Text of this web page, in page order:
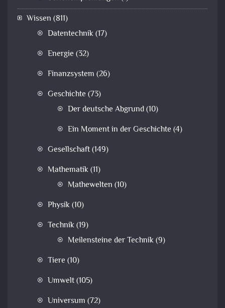
Wissen (811)
Datentechnik(17)
Energie (32)
Finanzsystem (26)
Geschichte (73)
Der deutsche Abgrund(10)
Ein Moment in der Geschichte (4)
Gesellschaft(149)
Mathematik(11)
Mathewelten (10)
Physik(10)
Technik(19)
Meilensteine der Technik(9)
Tiere (10)
Umwelt(105)
Universum (72)